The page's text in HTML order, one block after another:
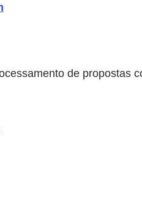
de propostas